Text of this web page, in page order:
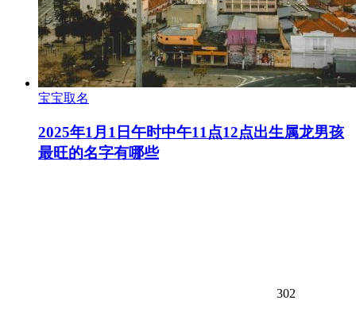
宝宝取名
2025年1月1日午时中午11点12点出生属龙男孩
最旺的名字有哪些
302